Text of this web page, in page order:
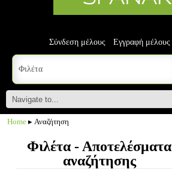
Σύνδεση μέλους Εγγραφή μέλους
Home ▸ Αναζήτηση
Φιλέτα - Αποτελέσματα
αναζήτησης